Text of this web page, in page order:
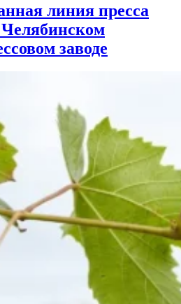
линия пресса
заводе